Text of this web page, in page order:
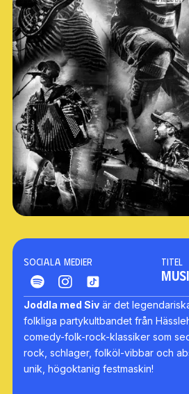
Sociala medier Titel
Joddla med Siv är det
folkliga partykultbandet från
comedy-folk-rock-klassiker som
rock, schlager, folköl-vibbar och
unik, högoktanig festmaskin!